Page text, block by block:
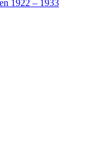
1922 – 1933